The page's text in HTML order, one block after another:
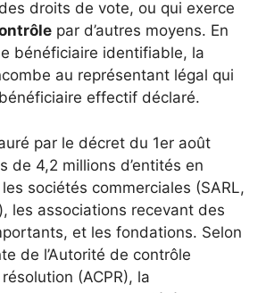
droits de vote, ou qui exerce
par d’autres moyens. En
bénéficiaire identifiable, la
au représentant légal qui
effectif déclaré.
par le décret du 1er août
de 4,2 millions d’entités en
sociétés commerciales (SARL,
les associations recevant des
et les fondations. Selon
de l’Autorité de contrôle
(ACPR), la